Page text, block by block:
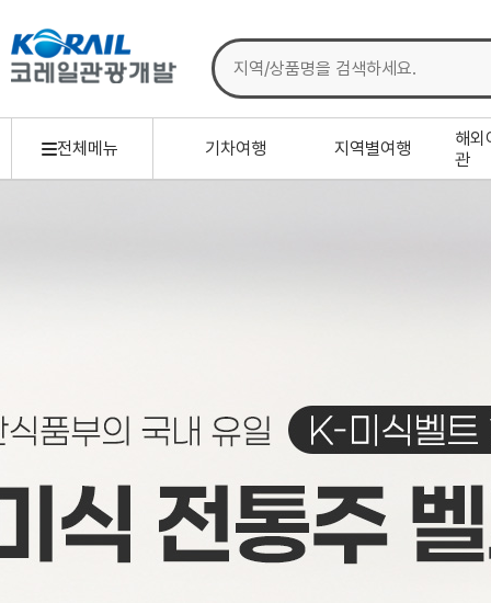
전체메뉴 기차여행 지역별여행
해외
관